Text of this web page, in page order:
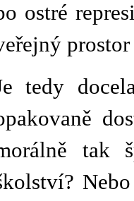
ostré
tedy
tak